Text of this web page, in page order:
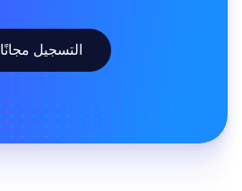
التسجيل مجانًا